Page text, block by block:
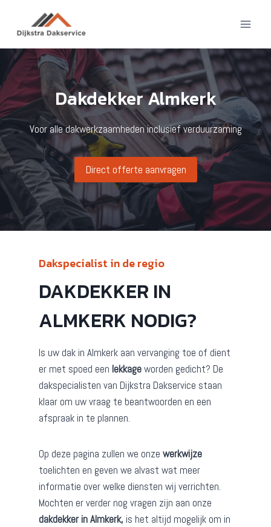
inhoud
Dakdekker Almkerk
Voor alle dakwerkzaamheden inclusief verduurzaming
Direct offerte aanvragen
Dakspecialist in de regio
DAKDEKKER IN
ALMKERK NODIG?
Is uw dak in Almkerk aan vervanging toe of dient
er met spoed een lekkageworden gedicht? De
dakspecialisten van Dijkstra Dakservice staan
klaar om uw vraag te beantwoorden en een
afspraak in te plannen.
Op deze pagina zullen we onze werkwijze
toelichten en geven we alvast wat meer
informatie over welke diensten wij verrichten.
Mochten er verder nog vragen zijn aan onze
dakdekker in Almkerk, is het altijd mogelijk om in